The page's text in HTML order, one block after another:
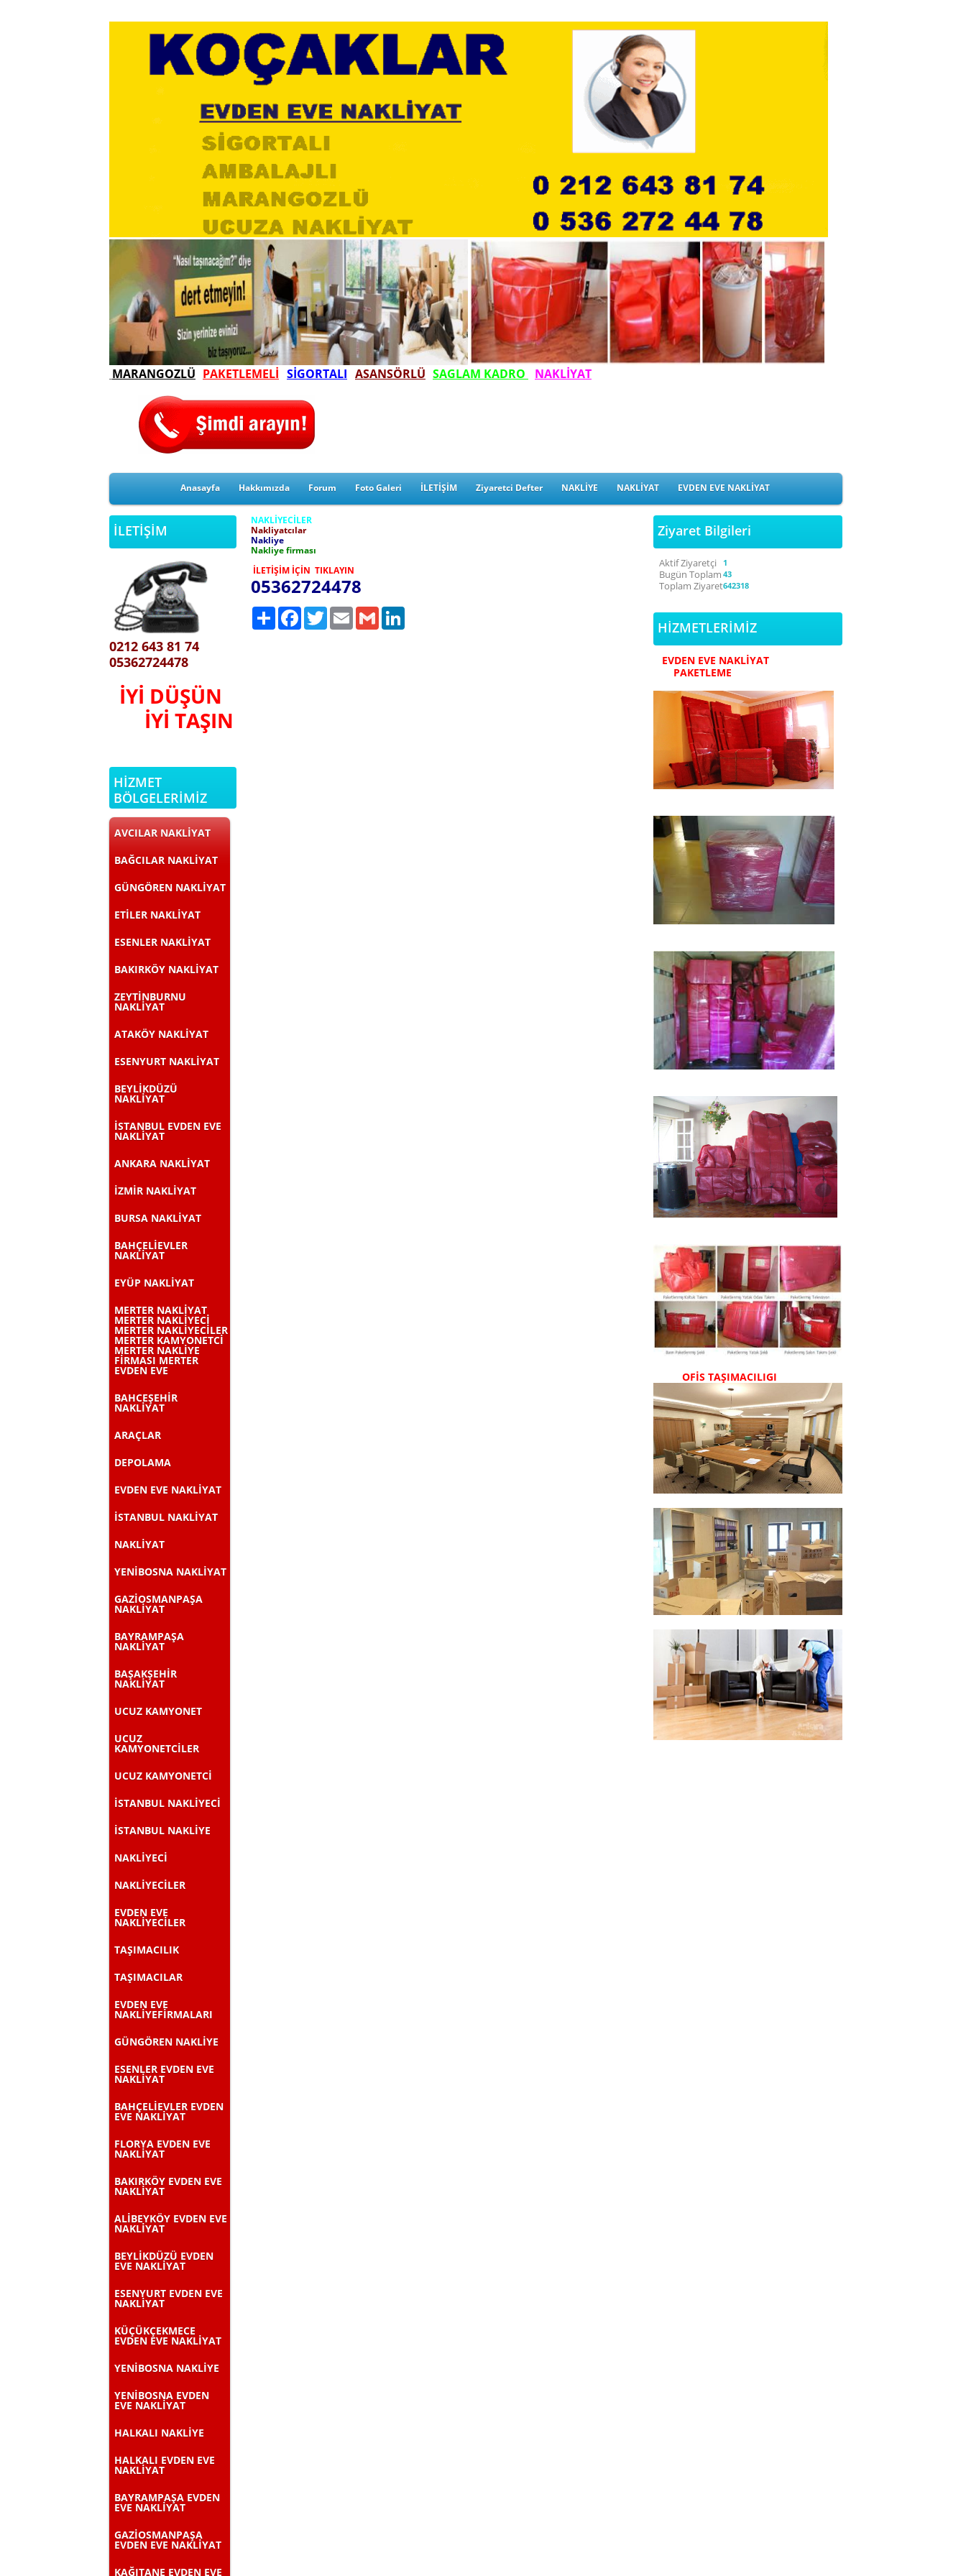
MARANGOZLÜ PAKETLEMELİ SİGORTALI ASANSÖRLÜ SAGLAM KADRO NAKLİYAT
Anasayfa Hakkımızda Forum Foto Galeri İLETİŞİM Ziyaretci Defter NAKLİYE NAKLİYAT EVDEN EVE NAKLİYAT
İLETİŞİM
0212 643 81 74
05362724478
İYİ DÜŞÜN
İYİ TAŞIN
HİZMET
BÖLGELERİMİZ
AVCILAR NAKLİYAT
BAĞCILAR NAKLİYAT
GÜNGÖREN NAKLİYAT
ETİLER NAKLİYAT
ESENLER NAKLİYAT
BAKIRKÖY NAKLİYAT
ZEYTİNBURNU
NAKLİYAT
ATAKÖY NAKLİYAT
ESENYURT NAKLİYAT
BEYLİKDÜZÜ
NAKLİYAT
İSTANBUL EVDEN EVE
NAKLİYAT
ANKARA NAKLİYAT
İZMİR NAKLİYAT
BURSA NAKLİYAT
BAHÇELİEVLER
NAKLİYAT
EYÜP NAKLİYAT
MERTER NAKLİYAT
MERTER NAKLİYECİ
MERTER NAKLİYECİLER
MERTER KAMYONETCİ
MERTER NAKLİYE
FİRMASI MERTER
EVDEN EVE
BAHCEŞEHİR
NAKLİYAT
ARAÇLAR
DEPOLAMA
EVDEN EVE NAKLİYAT
İSTANBUL NAKLİYAT
NAKLİYAT
YENİBOSNA NAKLİYAT
GAZİOSMANPAŞA
NAKLİYAT
BAYRAMPAŞA
NAKLİYAT
BAŞAKŞEHİR
NAKLİYAT
UCUZ KAMYONET
UCUZ
KAMYONETCİLER
UCUZ KAMYONETCİ
İSTANBUL NAKLİYECİ
İSTANBUL NAKLİYE
NAKLİYECİ
NAKLİYECİLER
EVDEN EVE
NAKLİYECİLER
TAŞIMACILIK
TAŞIMACILAR
EVDEN EVE
NAKLİYEFİRMALARI
GÜNGÖREN NAKLİYE
ESENLER EVDEN EVE
NAKLİYAT
BAHÇELİEVLER EVDEN
EVE NAKLİYAT
FLORYA EVDEN EVE
NAKLİYAT
BAKIRKÖY EVDEN EVE
NAKLİYAT
ALİBEYKÖY EVDEN EVE
NAKLİYAT
BEYLİKDÜZÜ EVDEN
EVE NAKLİYAT
ESENYURT EVDEN EVE
NAKLİYAT
KÜÇÜKÇEKMECE
EVDEN EVE NAKLİYAT
YENİBOSNA NAKLİYE
YENİBOSNA EVDEN
EVE NAKLİYAT
HALKALI NAKLİYE
HALKALI EVDEN EVE
NAKLİYAT
BAYRAMPAŞA EVDEN
EVE NAKLİYAT
GAZİOSMANPAŞA
EVDEN EVE NAKLİYAT
KAĞITANE EVDEN EVE
NAKLİYECİLER
Nakliyatcılar
Nakliye
Nakliye firması
İLETİŞİM İÇİN TIKLAYIN
05362724478
Paylaş FacebookTwitter Email Gmail
Ziyaret Bilgileri
Aktif Ziyaretçi 1
Bugün Toplam 43
Toplam Ziyaret642318
HİZMETLERİMİZ
EVDEN EVE NAKLİYAT
PAKETLEME
OFİS TAŞIMACILIGI